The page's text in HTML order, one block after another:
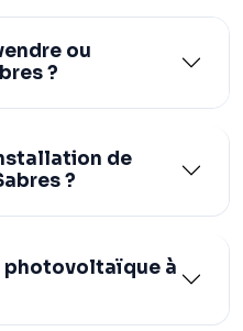
ou
?
de
?
photovoltaïque à